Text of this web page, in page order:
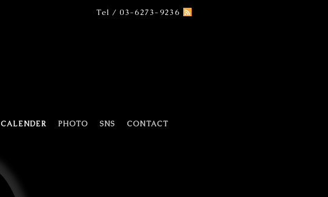
Tel / 03-6273-9236
CALENDER PHOTO SNS
CONTACT